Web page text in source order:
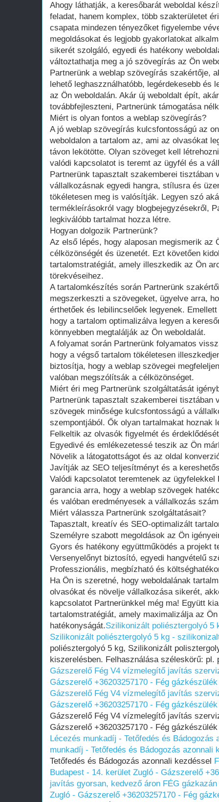
Ahogy láthatják, a keresőbarát weboldal
feladat, hanem komplex, több szakterületet
csapata mindezen tényezőket figyelembe
megoldásokat és legjobb gyakorlatokat
sikerét szolgáló, egyedi és hatékony
változtathatja meg a jó szövegírás az Ön
Partnerünk a weblap szövegírás szakértője,
lehető leghaszználhatóbb, legérdekesebb és
az Ön weboldalán. Akár új weboldalt épít,
továbbfejleszteni, Partnerünk támogatása
Miért is olyan fontos a weblap szövegírás?
A jó weblap szövegírás kulcsfontosságú az
weboldalon a tartalom az, ami az olvasókat
távon lekötötte. Olyan szöveget kell
valódi kapcsolatot is teremt az ügyfél és a
Partnerünk tapasztalt szakemberei tisztában
vállalkozásnak egyedi hangra, stílusra és
tökéletesen meg is valósítják. Legyen szó
termékleírásokról vagy blogbejegyzésekről,
legkiválóbb tartalmat hozza létre.
Hogyan dolgozik Partnerünk?
Az első lépés, hogy alaposan megismerik az
célközönségét és üzenetét. Ezt követően
tartalomstratégiát, amely illeszkedik az Ön
törekvéseihez.
A tartalomkészítés során Partnerünk
megszerkeszti a szövegeket, ügyelve arra,
érthetőek és lebilincselőek legyenek.
hogy a tartalom optimalizálva legyen a
könnyebben megtalálják az Ön weboldalát.
A folyamat során Partnerünk folyamatos
hogy a végső tartalom tökéletesen
biztosítja, hogy a weblap szövegei
valóban megszólítsák a célközönséget.
Miért éri meg Partnerünk szolgáltatását
Partnerünk tapasztalt szakemberei tisztában
szövegek minősége kulcsfontosságú a
szempontjából. Ők olyan tartalmakat hoznak
Felkeltik az olvasók figyelmét és érdeklődését
Egyedivé és emlékezetessé teszik az Ön
Növelik a látogatottságot és az oldal
Javítják az SEO teljesítményt és a
Valódi kapcsolatot teremtenek az
garancia arra, hogy a weblap szövegek
és valóban eredményesek a vállalkozás
Miért válassza Partnerünk szolgáltatásait?
Tapasztalt, kreatív és SEO-optimalizált
Személyre szabott megoldások az Ön
Gyors és hatékony együttműködés a projekt
Versenyelőnyt biztosító, egyedi hangvételű
Professzionális, megbízható és
Ha Ön is szeretné, hogy weboldalának
olvasókat és növelje vállalkozása sikerét,
kapcsolatot Partnerünkkel még ma! Együtt
tartalomstratégiát, amely maximalizálja az
hatékonyságát.Szilikonizált poliésztergolyó 5
Szilikonizált poliésztergolyó 5 kg -
poliésztergolyó 5 kg, Szilikonizált
kiszerelésben. Felhasználása széleskörű: pl.
Gázszerelő Fég V4 vízmelegítő javítás
Gázszerelő +36203257170 - Fég
Gázszerelő Fég V4 vízmelegítő javítás
Gázszerelő +36203257170 - Fég
Gázszerelő Fég V4 vízmelegítő javítás
Gázszerelő +36203257170 - Fég
Lécezés munkadíj - Tetőfedés és Bádogozás
munkadíj - Tetőfedés és Bádogozás azonnali
Tetőfedés és Bádogozás azonnali kezdéssel
Budapest - 14. kerület Zugló - Gázszerelő
javítás gyorsan, kedvező áron FÉG
Zugló - Gázszerelő +36203257170 - Fég